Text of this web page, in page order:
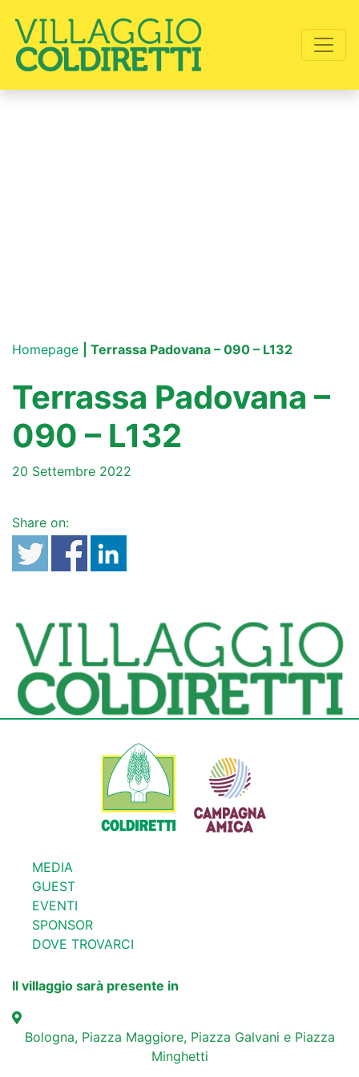
Homepage | Terrassa Padovana – 090 – L132
Terrassa Padovana –
090 – L132
20 Settembre 2022
Share on:
MEDIA
GUEST
EVENTI
SPONSOR
DOVE TROVARCI
Il villaggio sarà presente in
Bologna, Piazza Maggiore, Piazza Galvani e Piazza
Minghetti